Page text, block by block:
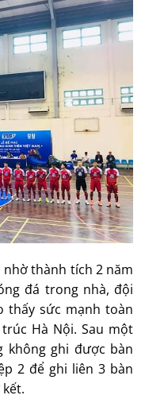
thành tích 2 năm
đá trong nhà, đội
thấy sức mạnh toàn
Hà Nội. Sau một
không ghi được bàn
2 để ghi liên 3 bàn